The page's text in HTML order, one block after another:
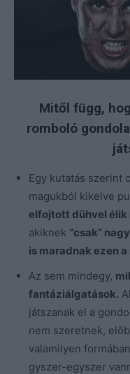
Mitől függ,
romboló
Egy kutatás szerint
magukból kikelve
elfojtott dühvel élik
akiknek “csak”
is maradnak ezen
Az sem mindegy,
fantáziálgatások.
játszanak el a
nem szeretnek,
valamilyen
gyszer-egyszer